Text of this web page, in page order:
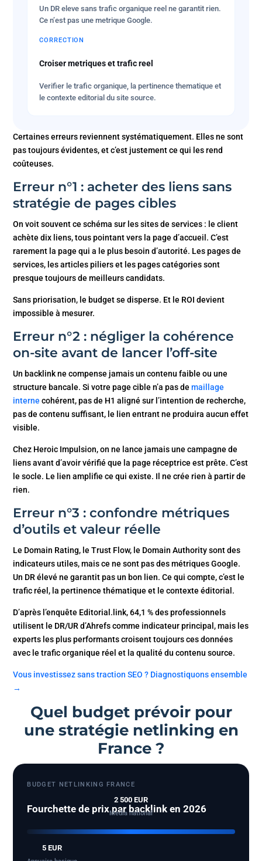
Un DR eleve sans trafic organique reel ne garantit rien.
Ce n’est pas une metrique Google.
CORRECTION
Croiser metriques et trafic reel
Verifier le trafic organique, la pertinence thematique et
le contexte editorial du site source.
Certaines erreurs reviennent systématiquement. Elles ne sont
pas toujours évidentes, et c’est justement ce qui les rend
coûteuses.
Erreur n°1 : acheter des liens sans
stratégie de pages cibles
On voit souvent ce schéma sur les sites de services : le client
achète dix liens, tous pointant vers la page d’accueil. C’est
rarement la page qui a le plus besoin d’autorité. Les pages de
services, les articles piliers et les pages catégories sont
presque toujours de meilleurs candidats.
Sans priorisation, le budget se disperse. Et le ROI devient
impossible à mesurer.
Erreur n°2 : négliger la cohérence
on-site avant de lancer l’off-site
Un backlink ne compense jamais un contenu faible ou une
structure bancale. Si votre page cible n’a pas demaillage
interne cohérent, pas de H1 aligné sur l’intention de recherche,
pas de contenu suffisant, le lien entrant ne produira aucun effet
visible.
Chez Heroic Impulsion, on ne lance jamais une campagne de
liens avant d’avoir vérifié que la page réceptrice est prête. C’est
le socle. Le lien amplifie ce qui existe. Il ne crée rien à partir de
rien.
Erreur n°3 : confondre métriques
d’outils et valeur réelle
Le Domain Rating, le Trust Flow, le Domain Authority sont des
indicateurs utiles, mais ce ne sont pas des métriques Google.
Un DR élevé ne garantit pas un bon lien. Ce qui compte, c’est le
trafic réel, la pertinence thématique et le contexte éditorial.
D’après l’enquête Editorial.link, 64,1 % des professionnels
utilisent le DR/UR d’Ahrefs comme indicateur principal, mais les
experts les plus performants croisent toujours ces données
avec le trafic organique réel et la qualité du contenu source.
Vous investissez sans traction SEO ? Diagnostiquons ensemble
→
Quel budget prévoir pour
une stratégie netlinking en
France ?
BUDGET NETLINKING FRANCE
Fourchette de prix par backlink en 2026
5 EUR
2 500 EUR
Media national